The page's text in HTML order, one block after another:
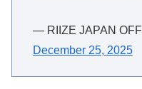
— RIIZE JAPAN
December 25, 2025